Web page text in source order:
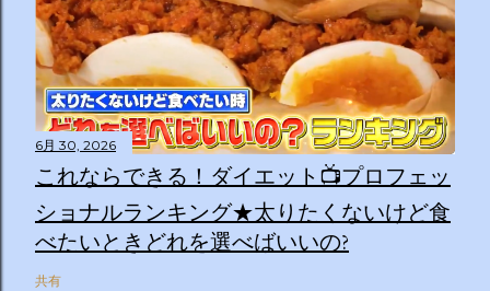
6月 30, 2026
これならできる！ダイエット📺プロフェッ
ショナルランキング★太りたくないけど食
べたいときどれを選べばいいの?
共有